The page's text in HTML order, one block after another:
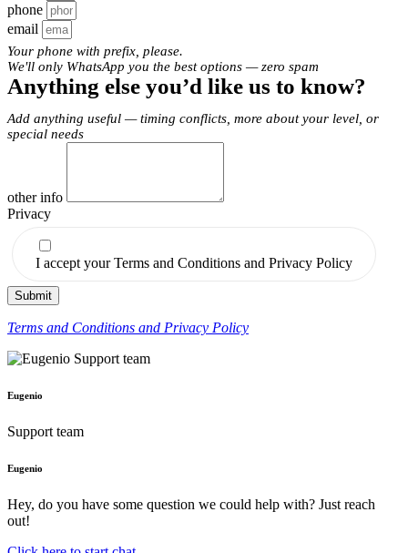
phone
email
Your phone with prefix, please.
We'll only WhatsApp you the best options — zero spam
Anything else you’d like us to know?
Add anything useful — timing conflicts, more about your level, or
special needs
other info
Privacy
I accept your Terms and Conditions and Privacy Policy
Submit
Terms and Conditions and Privacy Policy
Eugenio
Support team
Eugenio
Hey, do you have some question we could help with? Just reach
out!